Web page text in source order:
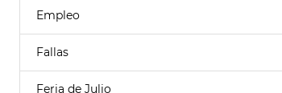
Empleo
Fallas
Feria de Julio